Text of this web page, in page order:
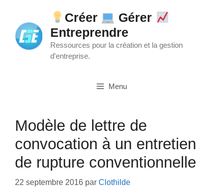
contenu
Créer
Gérer
Entreprendre
Ressources pour la création et la gestion
d'entreprise.
Menu
Modèle de lettre de
convocation à un entretien
de rupture conventionnelle
22 septembre 2016 par Clothilde